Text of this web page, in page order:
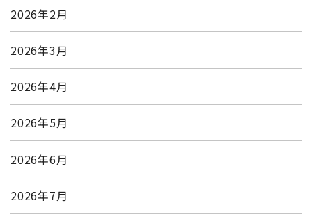
2026年2月
2026年3月
2026年4月
2026年5月
2026年6月
2026年7月